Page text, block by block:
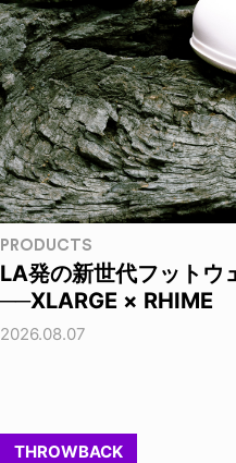
PRODUCTS
LA発の新世代フットウ
──XLARGE × RHIME
2026.08.07
THROWBACK